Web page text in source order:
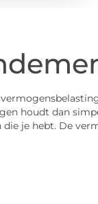
houdt dan
je hebt. De